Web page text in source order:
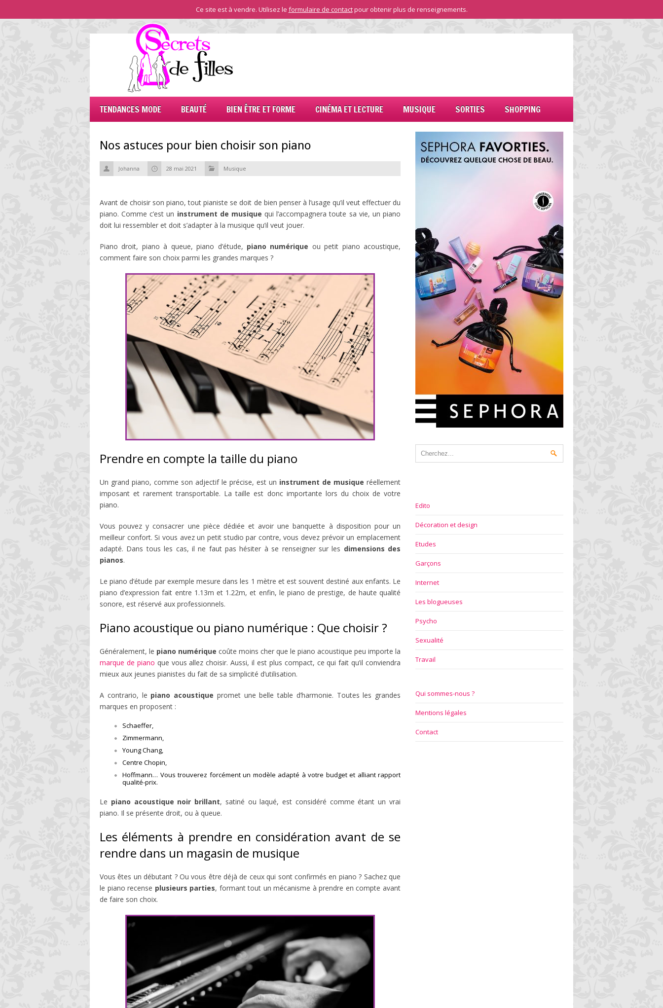
Ce site est à vendre. Utilisez le formulaire de contactpour obtenir plus de renseignements.
TENDANCES MODE BEAUTÉ BIEN ÊTRE ET FORME CINÉMA ET LECTURE MUSIQUE SORTIES SHOPPING
Nos astuces pour bien choisir son piano
Johanna 28 mai 2021 Musique
Avant de choisir son piano, tout pianiste se doit de bien penser à l’usage qu’il veut effectuer du
piano. Comme c’est un instrument de musique qui l’accompagnera toute sa vie, un piano
doit lui ressembler et doit s’adapter à la musique qu’il veut jouer.
Piano droit, piano à queue, piano d’étude, piano numérique ou petit piano acoustique,
comment faire son choix parmi les grandes marques ?
Prendre en compte la taille du piano
Un grand piano, comme son adjectif le précise, est un instrument de musique réellement
imposant et rarement transportable. La taille est donc importante lors du choix de votre
piano.
Vous pouvez y consacrer une pièce dédiée et avoir une banquette à disposition pour un
meilleur confort. Si vous avez un petit studio par contre, vous devez prévoir un emplacement
adapté. Dans tous les cas, il ne faut pas hésiter à se renseigner sur les dimensions des
pianos.
Le piano d’étude par exemple mesure dans les 1 mètre et est souvent destiné aux enfants. Le
piano d’expression fait entre 1.13m et 1.22m, et enfin, le piano de prestige, de haute qualité
sonore, est réservé aux professionnels.
Piano acoustique ou piano numérique : Que choisir ?
Généralement, le piano numérique coûte moins cher que le piano acoustique peu importe la
marque de piano que vous allez choisir. Aussi, il est plus compact, ce qui fait qu’il conviendra
mieux aux jeunes pianistes du fait de sa simplicité d’utilisation.
A contrario, le piano acoustique promet une belle table d’harmonie. Toutes les grandes
marques en proposent :
Schaeffer,
Zimmermann,
Young Chang,
Centre Chopin,
Hoffmann… Vous trouverez forcément un modèle adapté à votre budget et alliant rapport
qualité-prix.
Le piano acoustique noir brillant, satiné ou laqué, est considéré comme étant un vrai
piano. Il se présente droit, ou à queue.
Les éléments à prendre en considération avant de se
rendre dans un magasin de musique
Vous êtes un débutant ? Ou vous être déjà de ceux qui sont confirmés en piano ? Sachez que
le piano recense plusieurs parties, formant tout un mécanisme à prendre en compte avant
de faire son choix.
Edito
Décoration et design
Etudes
Garçons
Internet
Les blogueuses
Psycho
Sexualité
Travail
Qui sommes-nous ?
Mentions légales
Contact